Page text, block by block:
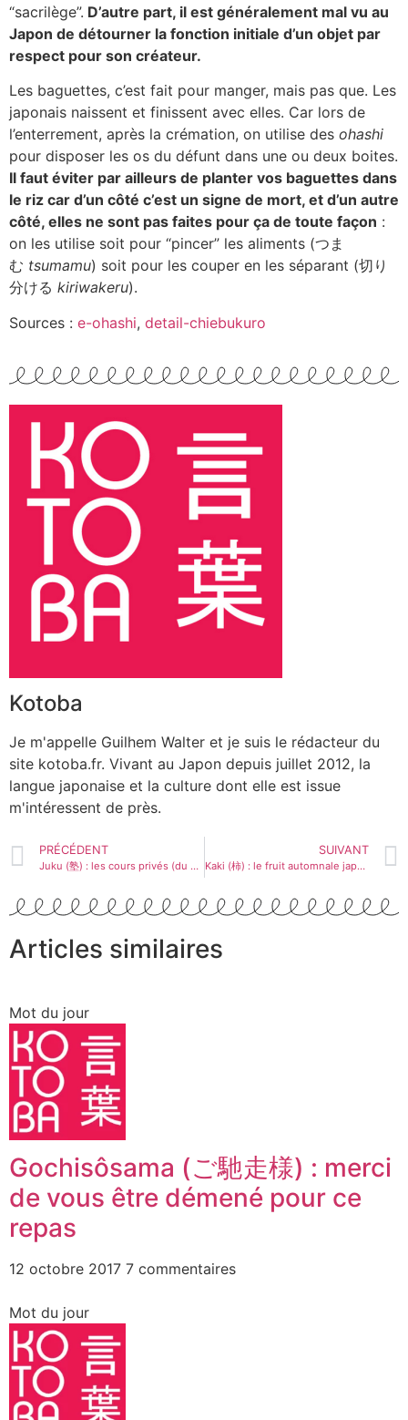
“sacrilège”. D’autre part, il est généralement mal vu au
Japon de détourner la fonction initiale d’un objet par
respect pour son créateur.
Les baguettes, c’est fait pour manger, mais pas que. Les
japonais naissent et finissent avec elles. Car lors de
l’enterrement, après la crémation, on utilise des ohashi
pour disposer les os du défunt dans une ou deux boites.
Il faut éviter par ailleurs de planter vos baguettes dans
le riz car d’un côté c’est un signe de mort, et d’un autre
côté, elles ne sont pas faites pour ça de toute façon :
on les utilise soit pour “pincer” les aliments (つま
む tsumamu) soit pour les couper en les séparant (切り
分ける kiriwakeru).
Sources : e-ohashi, detail-chiebukuro
Kotoba
Je m'appelle Guilhem Walter et je suis le rédacteur du
site kotoba.fr. Vivant au Japon depuis juillet 2012, la
langue japonaise et la culture dont elle est issue
m'intéressent de près.
PRÉCÉDENT
Juku (塾) : les cours privés (du soir) au Japon
SUIVANT
Kaki (柿) : le fruit automnale japonais
Articles similaires
Mot du jour
Gochisôsama (ご馳走様) : merci
de vous être démené pour ce
repas
12 octobre 2017 7 commentaires
Mot du jour